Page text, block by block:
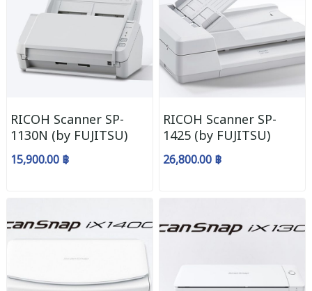
RICOH Scanner SP-
1130N (by FUJITSU)
15,900.00 ฿
RICOH Scanner SP-
1425 (by FUJITSU)
26,800.00 ฿